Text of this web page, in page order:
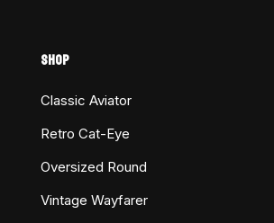
SHOP
Classic Aviator
Retro Cat-Eye
Oversized Round
Vintage Wayfarer